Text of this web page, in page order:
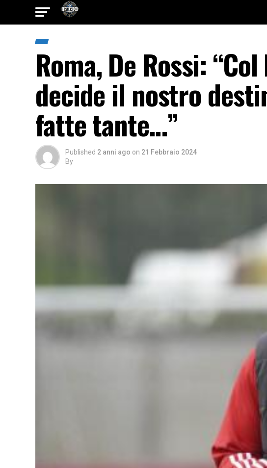
Roma, De Rossi:
decide il nostro
fatte tante…”
Published 2 anni ago on 21 Febbraio 2024
By